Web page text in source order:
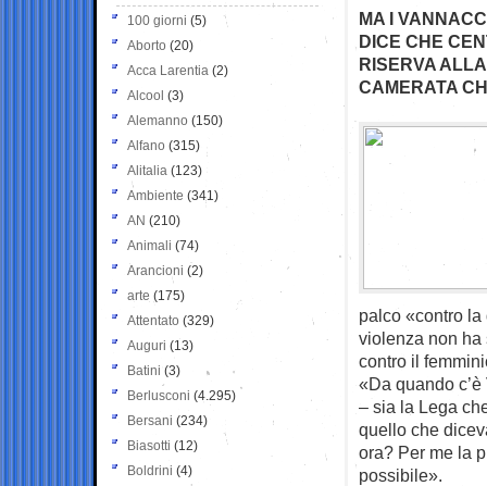
MA I
DICE CHE
RISERVA
CAMERATA
palco «contro
violenza non ha
contro il
«Da quando
– sia la Lega
quello che
ora? Per me la
possibile».
100 giorni (5)
Aborto (20)
Acca Larentia (2)
Alcool (3)
Alemanno (150)
Alfano (315)
Alitalia (123)
Ambiente (341)
AN (210)
Animali (74)
Arancioni (2)
arte (175)
Attentato (329)
Auguri (13)
Batini (3)
Berlusconi (4.295)
Bersani (234)
Biasotti (12)
Boldrini (4)